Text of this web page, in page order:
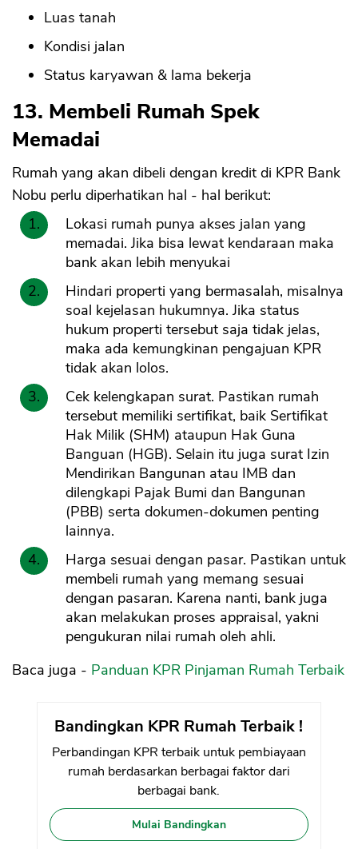
Luas tanah
Kondisi jalan
Status karyawan & lama bekerja
13. Membeli Rumah Spek
Memadai
Rumah yang akan dibeli dengan kredit di KPR Bank
Nobu perlu diperhatikan hal - hal berikut:
Lokasi rumah punya akses jalan yang
memadai. Jika bisa lewat kendaraan maka
bank akan lebih menyukai
Hindari properti yang bermasalah, misalnya
soal kejelasan hukumnya. Jika status
hukum properti tersebut saja tidak jelas,
maka ada kemungkinan pengajuan KPR
tidak akan lolos.
Cek kelengkapan surat. Pastikan rumah
tersebut memiliki sertifikat, baik Sertifikat
Hak Milik (SHM) ataupun Hak Guna
Banguan (HGB). Selain itu juga surat Izin
Mendirikan Bangunan atau IMB dan
dilengkapi Pajak Bumi dan Bangunan
(PBB) serta dokumen-dokumen penting
lainnya.
Harga sesuai dengan pasar. Pastikan untuk
membeli rumah yang memang sesuai
dengan pasaran. Karena nanti, bank juga
akan melakukan proses appraisal, yakni
pengukuran nilai rumah oleh ahli.
Baca juga - Panduan KPR Pinjaman Rumah Terbaik
Bandingkan KPR Rumah Terbaik !
Perbandingan KPR terbaik untuk pembiayaan
rumah berdasarkan berbagai faktor dari
berbagai bank.
Mulai Bandingkan